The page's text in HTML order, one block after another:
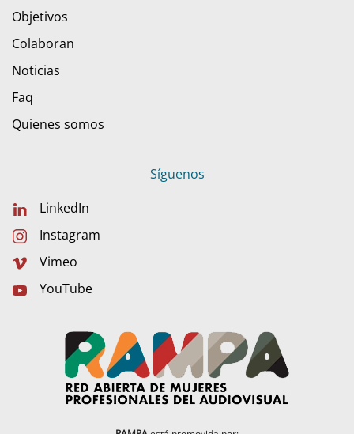
Objetivos
Colaboran
Noticias
Faq
Quienes somos
Síguenos
LinkedIn
Instagram
Vimeo
YouTube